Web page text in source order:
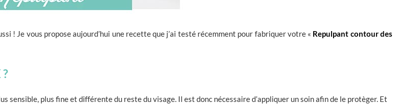
! Je vous propose aujourd’hui une recette que j’ai testé récemment pour fabriquer votre « Repulpant contour des
sensible, plus fine et différente du reste du visage. Il est donc nécessaire d’appliquer un soin afin de le protèger. Et